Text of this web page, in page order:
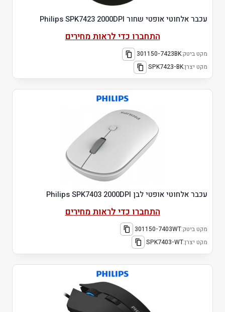
עכבר אלחוטי אופטי שחור Philips SPK7423 2000DPI
התחברו כדי לראות מחירים
מקט ביטק:301150-7423BK
מקט יצרן:SPK7423-BK
עכבר אלחוטי אופטי לבן Philips SPK7403 2000DPI
התחברו כדי לראות מחירים
מקט ביטק:301150-7403WT
מקט יצרן:SPK7403-WT